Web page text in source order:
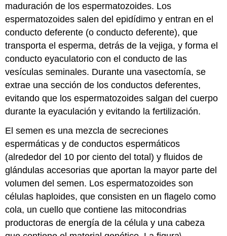
maduración de los espermatozoides. Los
espermatozoides salen del epidídimo y entran en el
conducto deferente (o conducto deferente), que
transporta el esperma, detrás de la vejiga, y forma el
conducto eyaculatorio con el conducto de las
vesículas seminales. Durante una vasectomía, se
extrae una sección de los conductos deferentes,
evitando que los espermatozoides salgan del cuerpo
durante la eyaculación y evitando la fertilización.
Elsemen es una mezcla de secreciones
espermáticas y de conductos espermáticos
(alrededor del 10 por ciento del total) y fluidos de
glándulas accesorias que aportan la mayor parte del
volumen del semen. Los espermatozoides son
células haploides, que consisten en un flagelo como
cola, un cuello que contiene las mitocondrias
productoras de energía de la célula y una cabeza